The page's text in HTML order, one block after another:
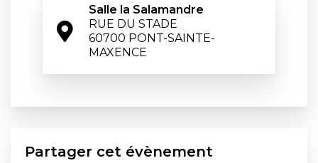
Salle la Salamandre
RUE DU STADE
60700 PONT-SAINTE-
MAXENCE
Partager cet évènement